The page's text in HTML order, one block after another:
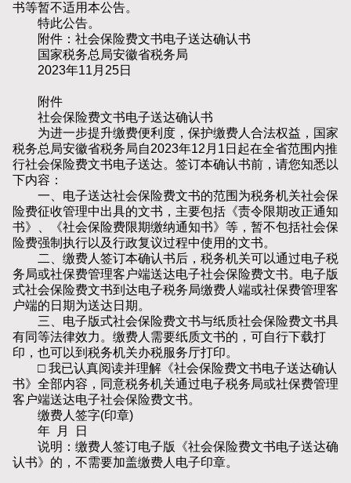
书等暂不适用本公告。
特此公告。
附件：社会保险费文书电子送达确认书
国家税务总局安徽省税务局
2023年11月25日
附件
社会保险费文书电子送达确认书
为进一步提升缴费便利度，保护缴费人合法权益，国家
税务总局安徽省税务局自2023年12月1日起在全省范围内推
行社会保险费文书电子送达。签订本确认书前，请您知悉以
下内容：
一、电子送达社会保险费文书的范围为税务机关社会保
险费征收管理中出具的文书，主要包括《责令限期改正通知
书》、《社会保险费限期缴纳通知书》等，暂不包括社会保
险费强制执行以及行政复议过程中使用的文书。
二、缴费人签订本确认书后，税务机关可以通过电子税
务局或社保费管理客户端送达电子社会保险费文书。电子版
式社会保险费文书到达电子税务局缴费人端或社保费管理客
户端的日期为送达日期。
三、电子版式社会保险费文书与纸质社会保险费文书具
有同等法律效力。缴费人需要纸质文书的，可自行下载打
印，也可以到税务机关办税服务厅打印。
□ 我已认真阅读并理解《社会保险费文书电子送达确认
书》全部内容，同意税务机关通过电子税务局或社保费管理
客户端送达电子社会保险费文书。
缴费人签字(印章)
年 月 日
说明：缴费人签订电子版《社会保险费文书电子送达确
认书》的，不需要加盖缴费人电子印章。